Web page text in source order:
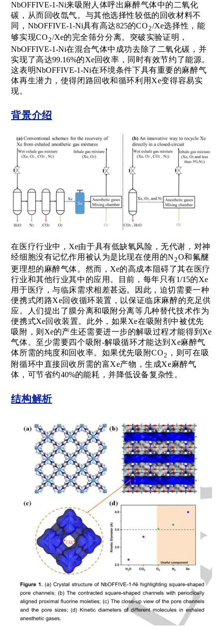
NbOFFIVE-1-Ni来吸附人体呼出麻醉气体中的二氧化
碳，从而回收氙气。 与其他选择性较低的回收材料不
同， NbOFFIVE-1-Ni具有高达825的CO2/Xe选择性，能
够实现CO2/Xe的完全筛分分离。 突破实验证明，
NbOFFIVE-1-Ni在混合气体中成功去除了二氧化碳，并
实现了高达99.16%的Xe回收率，同时有效节约了能源。
这表明NbOFFIVE-1-Ni在环境条件下具有重要的麻醉气
体再生潜力，使得闭路回收和循环利用Xe变得容易实
现。
背景介绍
在医疗行业中，Xe由于具有低缺氧风险，无代谢，对神
经细胞没有记忆作用被认为是比现在使用的N2O和氟醚
更理想的麻醉气体。然而， Xe的高成本阻碍了其在医疗
行业和其他行业其中的应用。目前，每年只有1/15的Xe
用于医疗，与临床需求相差甚远。因此，迫切需要一种
便携式闭路Xe回收循环装置，以保证临床麻醉的充足供
应。人们提出了膜分离和吸附分离等几种替代技术作为
便携式Xe回收装置。此外，如果Xe在吸附剂中被优先
吸附，则 Xe的产生还需要进一步的解吸过程才能得到 Xe
气体。至少需要四个吸附-解吸循环才能达到 Xe麻醉气
体所需的纯度和回收率。如果优先吸附CO2 ，则可在吸
附循环中直接回收所需的富Xe产物，生成Xe麻醉气
体，可节省约40%的能耗，并降低设备复杂性。
结构解析